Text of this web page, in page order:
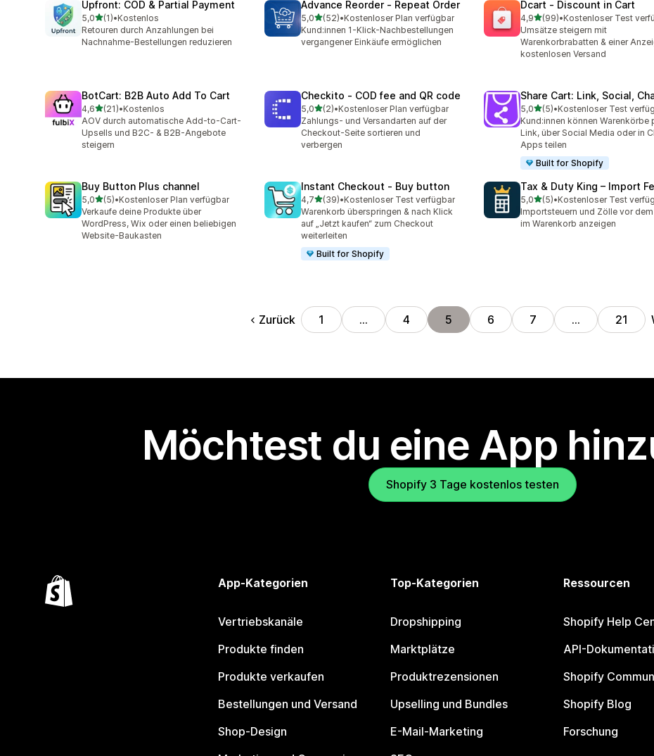
Upfront: COD & Partial Payment
5,0von 5 Sternen
(1)
1 Rezensionen insgesamt
•Kostenlos
Retouren durch Anzahlungen bei
Nachnahme-Bestellungen reduzieren
Advance Reorder ‑ Repeat Order
5,0von 5 Sternen
(52)
52 Rezensionen insgesamt
•Kostenloser Plan verfügbar
Kund:innen 1-Klick-Nachbestellungen
vergangener Einkäufe ermöglichen
Dcart ‑ Discount in Cart
4,9von 5 Sternen
(99)
99 Rezensionen insgesamt
•Kostenloser Test
Umsätze steigern mit
Warenkorbrabatten & einer
kostenlosen Versand
BotCart: B2B Auto Add To Cart
4,6von 5 Sternen
(21)
21 Rezensionen insgesamt
•Kostenlos
AOV durch automatische Add-to-Cart-
Upsells und B2C- & B2B-Angebote
steigern
Checkito ‑ COD fee and QR code
5,0von 5 Sternen
(2)
2 Rezensionen insgesamt
•Kostenloser Plan verfügbar
Zahlungs- und Versandarten auf der
Checkout-Seite sortieren und
verbergen
Share Cart: Link, Social,
5,0von 5 Sternen
(5)
5 Rezensionen insgesamt
•Kostenloser Test
Kund:innen können Warenkörbe
Link, über Social Media oder in
Apps teilen
Built for Shopify
Buy Button Plus channel
5,0von 5 Sternen
(5)
5 Rezensionen insgesamt
•Kostenloser Plan verfügbar
Verkaufe deine Produkte über
WordPress, Wix oder einen beliebigen
Website-Baukasten
Instant Checkout ‑ Buy button
4,7von 5 Sternen
(39)
39 Rezensionen insgesamt
•Kostenloser Test verfügbar
Warenkorb überspringen & nach Klick
auf „Jetzt kaufen“ zum Checkout
weiterleiten
Built for Shopify
Tax & Duty King – Import
5,0von 5 Sternen
(5)
5 Rezensionen insgesamt
•Kostenloser Test
Importsteuern und Zölle vor
im Warenkorb anzeigen
Zurück 1 … 4 5 6 7 … 21
Möchtest du eine App
Shopify 3 Tage kostenlos testen
App-Kategorien
Vertriebskanäle
Produkte finden
Produkte verkaufen
Bestellungen und Versand
Shop-Design
Top-Kategorien
Dropshipping
Marktplätze
Produktrezensionen
Upselling und Bundles
E-Mail-Marketing
Ressourcen
Shopify Help
API-
Shopify
Shopify Blog
Forschung